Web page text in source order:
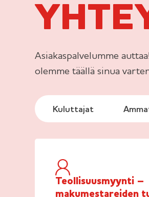
Asiakaspalvelumme
olemme täällä sinua
Kuluttajat
Teollisuusmyynti –
makumestareiden